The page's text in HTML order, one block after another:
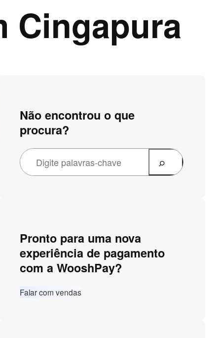
Cingapura
Não encontrou o que
procura?
Pronto para uma nova
experiência de pagamento
com a WooshPay?
Falar com vendas